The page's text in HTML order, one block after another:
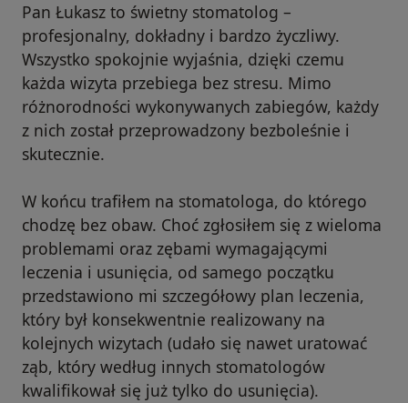
Pan Łukasz to świetny stomatolog –
profesjonalny, dokładny i bardzo życzliwy.
Wszystko spokojnie wyjaśnia, dzięki czemu
każda wizyta przebiega bez stresu. Mimo
różnorodności wykonywanych zabiegów, każdy
z nich został przeprowadzony bezboleśnie i
skutecznie.
W końcu trafiłem na stomatologa, do którego
chodzę bez obaw. Choć zgłosiłem się z wieloma
problemami oraz zębami wymagającymi
leczenia i usunięcia, od samego początku
przedstawiono mi szczegółowy plan leczenia,
który był konsekwentnie realizowany na
kolejnych wizytach (udało się nawet uratować
ząb, który według innych stomatologów
kwalifikował się już tylko do usunięcia).